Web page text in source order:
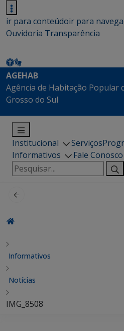
ir para conteúdoir para
Ouvidoria Transparência
AGEHAB
Agência de Habitação Popular
Grosso do Sul
Institucional Serviços
Informativos
Fale Conosco
Pesquisar
por:
Informativos
Notícias
IMG_8508